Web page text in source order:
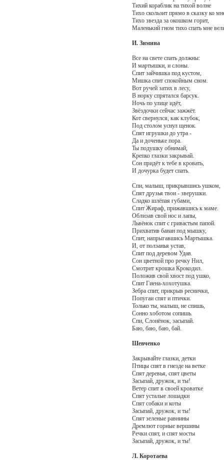
Тихий кораблик на тихой волне
Тихо скользит прямо в сказку ко
Тихо звезда за окошком горит,
Маленький гном тихо спать мне
И. Зимина
Все на свете спать должны:
И мартышки, и слоны.
Спит зайчишка под кустом,
Мишка спит спокойным сном.
Вот ручей затих в лесу,
В норку спрятался барсук.
Ночь по улице идёт,
Звёздочки сейчас зажжёт.
Кот свернулся, как клубок,
Под столом уснул щенок.
Спят игрушки до утра -
Да и доченьке пора.
Ты подушку обнимай,
Крепко глазки закрывай.
Сон придёт к тебе в кровать,
И дочурка будет спать.
Спи, малыш, прикрывшись ушком,
Спят друзья твои - зверушки.
Сладко шлёпая губами,
Спит Жираф, прижавшись к маме.
Облизав свой нос и лапы,
Львёнок спит с гривастым папой.
Прихватив банан под мышку,
Спит, напрыгавшись Мартышка.
И, от ползанья устав,
Спит под деревом Удав.
Сон цветной про речку Нил,
Смотрит крошка Крокодил.
Положив свой хвост под ушко,
Спит Гиена-хохотушка.
Зебра спит, прикрыв реснички,
Попугаи спят и птички.
Только ты, малыш, не спишь,
Сонно хоботом сопишь.
Спи, Слонёнок, засыпай.
Баю, баю, баю, бай.
Шевченко
Закрывайте глазки, детки
Птицы спят в гнезде на ветке
Спят деревья, спят цветы
Засыпай, дружок, и ты!
Ветер спит в своей кроватке
Спят усталые лошадки
Спят собаки и коты
Засыпай, дружок, и ты!
Спят зеленые равнины
Дремлют горные вершины
Речки спят, и спят мосты
Засыпай, дружок, и ты!
Л. Коротаева